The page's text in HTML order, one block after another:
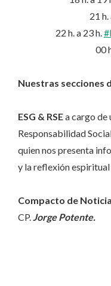
21 h.
22 h. a 23 h.
00
Nuestras secciones
ESG & RSEa cargo de
Responsabilidad
quien nos presenta
y la reflexión espiritual
Compacto de
CP.Jorge Potente.